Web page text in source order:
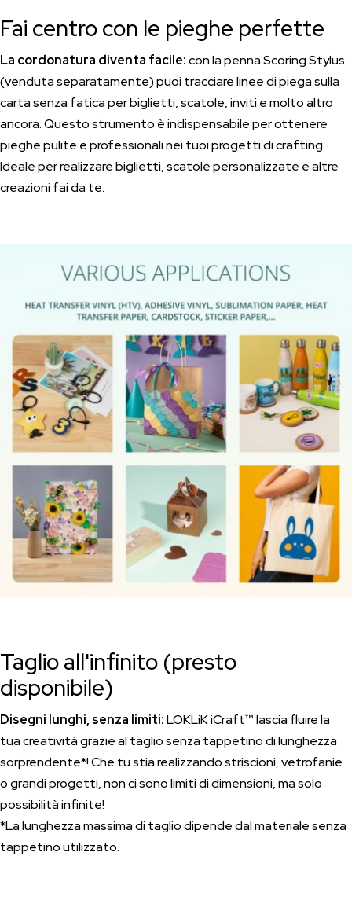
Fai centro con le pieghe perfette
La cordonatura diventa facile:con la penna Scoring Stylus
(venduta separatamente) puoi tracciare linee di piega sulla
carta senza fatica per biglietti, scatole, inviti e molto altro
ancora. Questo strumento è indispensabile per ottenere
pieghe pulite e professionali nei tuoi progetti di crafting.
Ideale per realizzare biglietti, scatole personalizzate e altre
creazioni fai da te.
Taglio all'infinito (presto
disponibile)
Disegni lunghi, senza limiti:LOKLiK iCraft™ lascia fluire la
tua creatività grazie al taglio senza tappetino di lunghezza
sorprendente*! Che tu stia realizzando striscioni, vetrofanie
o grandi progetti, non ci sono limiti di dimensioni, ma solo
possibilità infinite!
*Lalunghezza massima di taglio dipende dal materiale senza
tappetino utilizzato.